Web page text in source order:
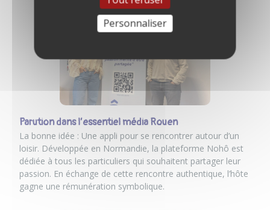
Parution dans l’essentiel média Rouen
La bonne idée : Une appli pour se rencontrer autour d’un
loisir. Développée en Normandie, la plateforme Nohô est
dédiée à tous les particuliers qui souhaitent partager leur
passion. En échange de cette rencontre authentique, l’hôte
gagne une rémunération symbolique.
Personnaliser